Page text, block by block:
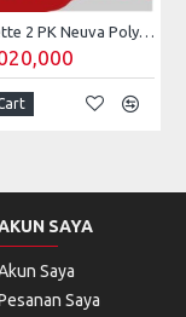
AC cassette 2 PK Neuva Polytron PCT-2032
SAYA
Saya
Saya